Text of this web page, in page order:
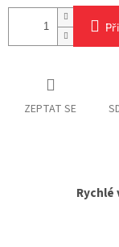
ZEPTAT SE